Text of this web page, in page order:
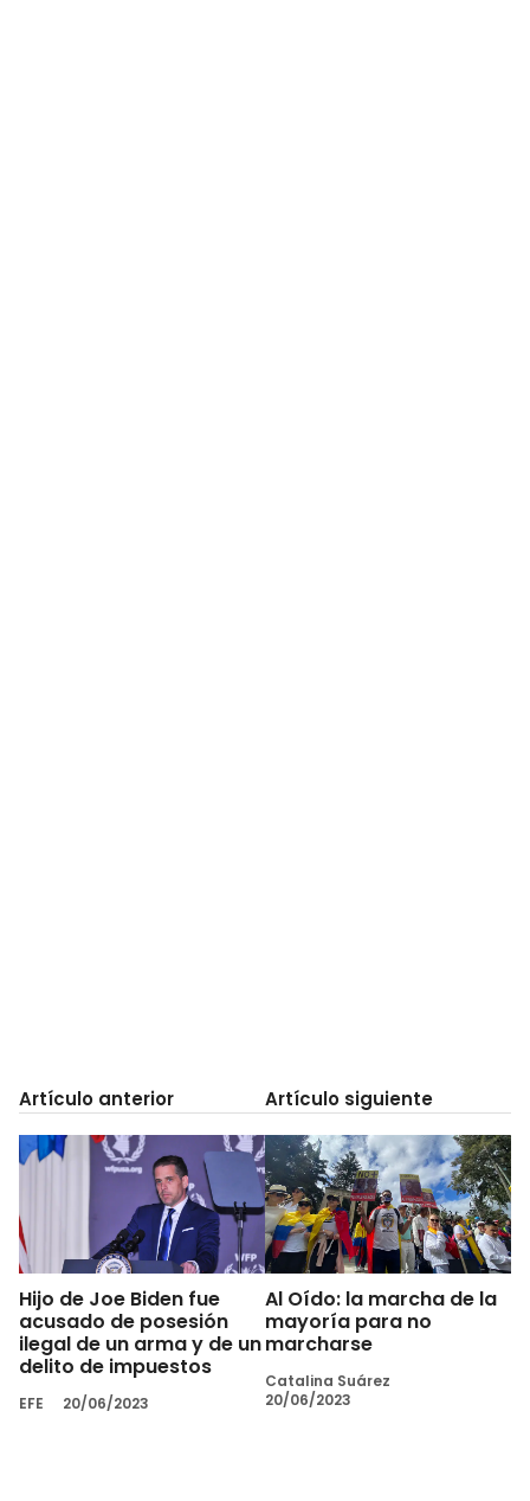
Artículo anterior
Hijo de Joe Biden fue
acusado de posesión
ilegal de un arma y de un
delito de impuestos
EFE 20/06/2023
Artículo siguiente
Al Oído: la marcha de la
mayoría para no
marcharse
Catalina Suárez
20/06/2023